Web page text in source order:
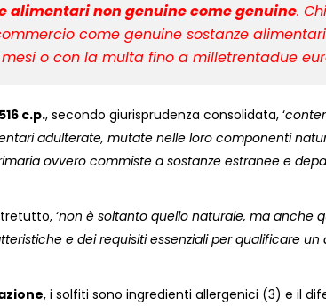
alimentari non genuine come genuine.
come genuine sostanze
o con la multa fino a milletrentadue
c.p., secondo giurisprudenza consolidata, ‘
adulterate, mutate nelle loro componenti
ovvero commiste a sostanze estranee e
‘non è soltanto quello naturale, ma anche
e dei requisiti essenziali per qualificare
, i solfiti sono ingredienti allergenici (3) e il